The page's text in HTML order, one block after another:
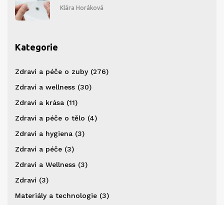
Klára Horáková
Kategorie
Zdraví a péče o zuby (276)
Zdraví a wellness (30)
Zdraví a krása (11)
Zdraví a péče o tělo (4)
Zdraví a hygiena (3)
Zdraví a péče (3)
Zdraví a Wellness (3)
Zdraví (3)
Materiály a technologie (3)